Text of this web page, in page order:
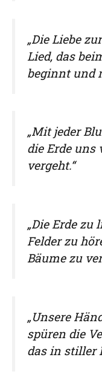
„Die Liebe
Lied, das
beginnt und
„Mit jeder
die Erde uns
vergeht.“
„Die Erde zu
Felder zu
Bäume zu
„Unsere
spüren die
das in stiller